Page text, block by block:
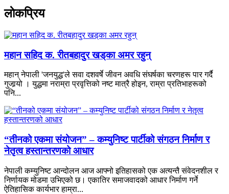
लाेकप्रिय
महान सहिद क. रीतबहादुर खड्‌का अमर रहुन्
महान् नेपाली 'जनयुद्ध'ले सवा दशवर्षे जीवन अवधि संघर्षका चरणहरू पार गर्दै
गुजार्‍यो । युद्धमा नराम्रा प्रवृत्तिको नष्ट मात्रै होइन, राम्रा प्रतिभाहरूको
पनि...
“तीनको एकमा संयोजन” – कम्युनिष्ट पार्टीको संगठन निर्माण र
नेतृत्व हस्तान्तरणको आधार
नेपाली कम्युनिष्ट आन्दोलन आज आफ्नो इतिहासको एक अत्यन्तै संवेदनशील र
निर्णायक मोडमा उभिएको छ। एकातिर समाजवादको आधार निर्माण गर्ने
ऐतिहासिक कार्यभार हाम्रा...